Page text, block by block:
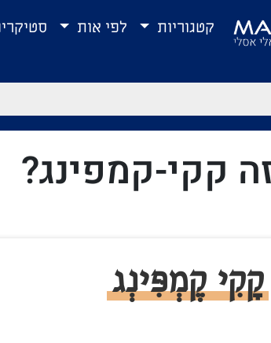
קטגוריות לפי אות
קקי-קמפינג?
קָקִי קֶמְפִּינְג